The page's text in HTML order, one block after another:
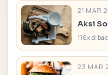
21 MAR
Aksi
116x
23 MAR